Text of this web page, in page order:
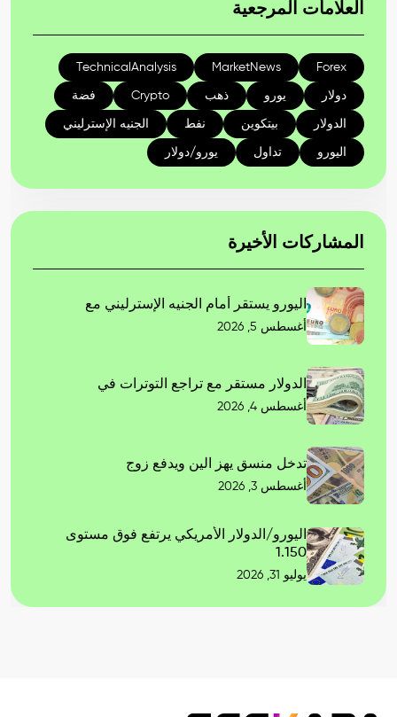
العلامات المرجعية
Forex
MarketNews
TechnicalAnalysis
دولار يورو ذهب Crypto فضة
الدولار بيتكوين نفط الجنيه الإسترليني
اليورو تداول يورو/دولار
المشاركات الأخيرة
اليورو يستقر أمام الجنيه الإسترليني مع
أغسطس 5, 2026
الدولار مستقر مع تراجع التوترات في
أغسطس 4, 2026
تدخل منسق يهز الين ويدفع زوج
أغسطس 3, 2026
اليورو/الدولار الأمريكي يرتفع فوق مستوى
1.150
يوليو 31, 2026